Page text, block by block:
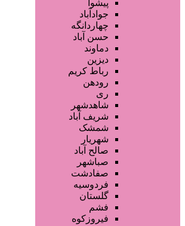
محصولات مو
خدمات دندانپزشکی
ماساژ و اسپا
خدمات لیزر و رفع موهای زائد
کلینیک های زیبایی پزشکی
سایر خدمات
پیشوا
جوادآباد
چهاردانگه
حسن آباد
دماوند
دیزین
رباط کریم
رودهن
ری
شاهدشهر
شریف آباد
شمشک
شهریار
صالح آباد
صباشهر
صفادشت
فردوسیه
گلستان
فشم
فیروزکوه